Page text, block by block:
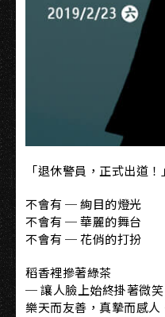
「退休警員，正式出道
不會有 ─ 絢目的燈光
不會有 ─ 華麗的舞台
不會有 ─ 花俏的打扮
稻香裡摻著綠茶
─ 讓人臉上始終掛著微笑
樂天而友善，真摯而感人